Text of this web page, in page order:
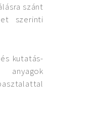
szánt
szerinti
kutatás-